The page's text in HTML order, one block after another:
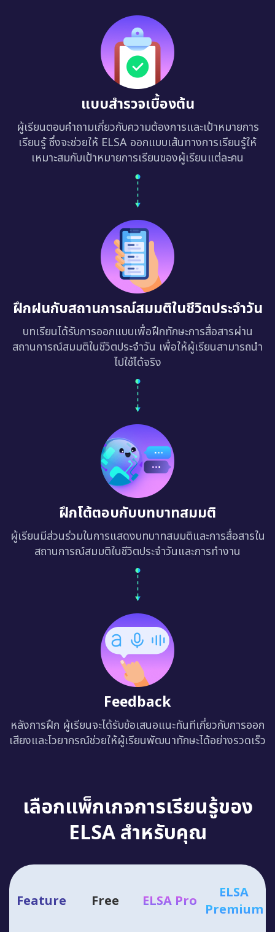
แบบสำรวจเบื้องต้น
ผู้เรียนตอบคำถามเกี่ยวกับความต้องการและเป้าหมายการ
เรียนรู้ ซึ่งจะช่วยให้ ELSA ออกแบบเส้นทางการเรียนรู้ให้
เหมาะสมกับเป้าหมายการเรียนของผู้เรียนแต่ละคน
ฝึกฝนกับสถานการณ์สมมติในชีวิตประจำวัน
บทเรียนได้รับการออกแบบเพื่อฝึกทักษะการสื่อสารผ่าน
สถานการณ์สมมติในชีวิตประจำวัน เพื่อให้ผู้เรียนสามารถนำ
ไปใช้ได้จริง
ฝึกโต้ตอบกับบทบาทสมมติ
ผู้เรียนมีส่วนร่วมในการแสดงบทบาทสมมติและการสื่อสารใน
สถานการณ์สมมติในชีวิตประจำวันและการทำงาน
Feedback
หลังการฝึก ผู้เรียนจะได้รับข้อเสนอแนะทันทีเกี่ยวกับการออก
เสียงและไวยากรณ์ช่วยให้ผู้เรียนพัฒนาทักษะได้อย่างรวดเร็ว
เลือกแพ็กเกจการเรียนรู้ของ
ELSA สำหรับคุณ
Feature Free ELSA Pro
ELSA
Premium